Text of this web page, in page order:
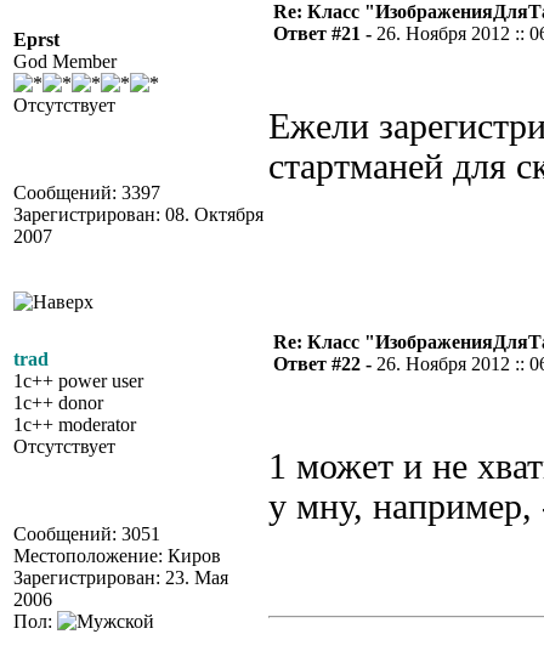
Eprst
God Member
Отсутствует
Сообщений: 3397
Зарегистрирован: 08. Октября
2007
Re: Класс
Ответ #21 - 26. Ноября 2012 ::
Ежели
стартманей для
trad
1c++ power user
1c++ donor
1c++ moderator
Отсутствует
Сообщений: 3051
Местоположение: Киров
Зарегистрирован: 23. Мая
2006
Пол:
Re: Класс
Ответ #22 - 26. Ноября 2012 ::
1 может и не
у мну, например,